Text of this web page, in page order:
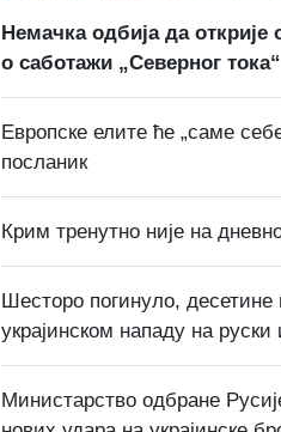
Немачка одбија да открије
о саботажи „Северног
Европске елите ће „саме
посланик
Крим тренутно није на
Шесторо погинуло, десетине
украјинском нападу на руски
Министарство одбране